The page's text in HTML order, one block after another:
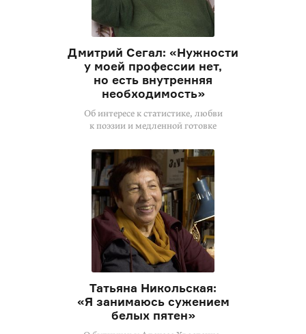
Дмитрий Сегал: «Нужности
у моей профессии нет,
но есть внутренняя
необходимость»
Об интересе к статистике, любви
к поэзии и медленной готовке
Татьяна Никольская:
«Я занимаюсь сужением
белых пятен»